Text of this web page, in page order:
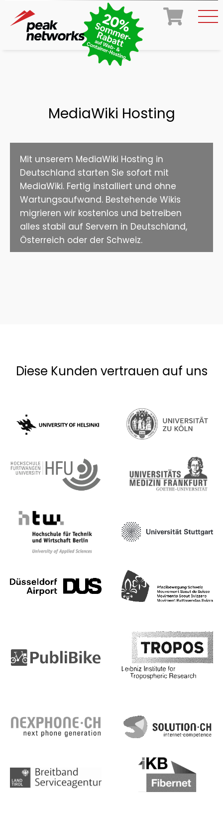
MediaWiki Hosting
Mit unserem MediaWiki Hosting in
Deutschland starten Sie sofort mit
MediaWiki. Fertig installiert und ohne
Wartungsaufwand. Bestehende Wikis
migrieren wir kostenlos und betreiben
alles stabil auf Servern in Deutschland,
Österreich oder der Schweiz.
Diese Kunden vertrauen auf uns